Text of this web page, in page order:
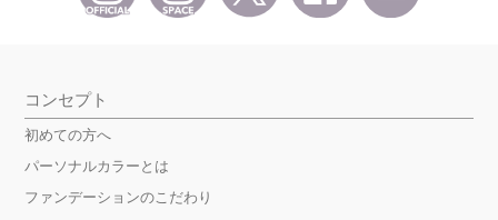
コンセプト
初めての方へ
パーソナルカラーとは
ファンデーションのこだわり